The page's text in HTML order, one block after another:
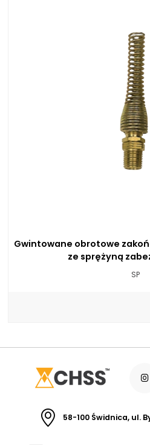
Gwintowane obrotowe
ze sprężyną
SP
58-100 Świdnica, ul.